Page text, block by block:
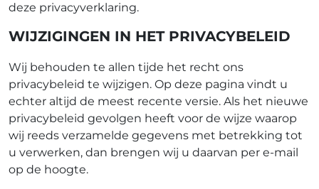
deze privacyverklaring.
WIJZIGINGEN IN HET PRIVACYBELEID
Wij behouden te allen tijde het recht ons
privacybeleid te wijzigen. Op deze pagina vindt u
echter altijd de meest recente versie. Als het nieuwe
privacybeleid gevolgen heeft voor de wijze waarop
wij reeds verzamelde gegevens met betrekking tot
u verwerken, dan brengen wij u daarvan per e-mail
op de hoogte.